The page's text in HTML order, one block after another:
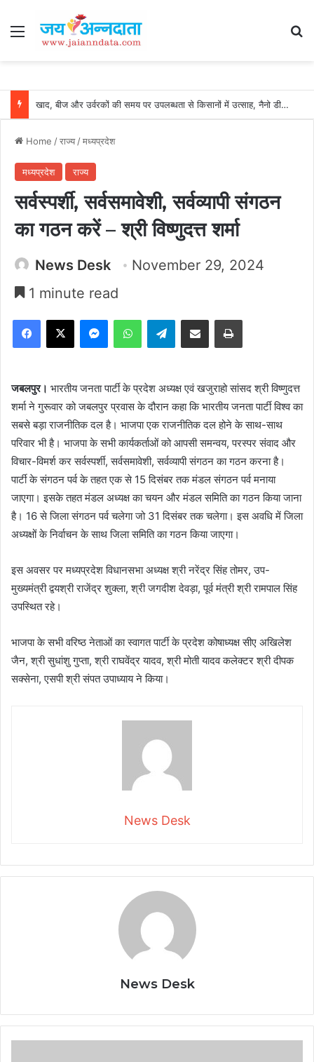
Menu
खाद, बीज और उर्वरकों की समय पर उपलब्धता से किसानों में उत्साह, नैनो डीएपी और नैनो यूरिया बने किसानों के भरोसेमंद कृषि साथी…..
Home /राज्य/मध्यप्रदेश
मध्यप्रदेश राज्य
सर्वस्पर्शी, सर्वसमावेशी, सर्वव्यापी संगठन
का गठन करें – श्री विष्णुदत्त शर्मा
News Desk
November 29, 2024
1 minute read
Facebook
X MessengerWhatsAppTelegramShare via Email Print
जबलपुर। भारतीय जनता पार्टी के प्रदेश अध्यक्ष एवं खजुराहो सांसद श्री विष्णुदत्त
शर्मा ने गुरूवार को जबलपुर प्रवास के दौरान कहा कि भारतीय जनता पार्टी विश्व का
सबसे बड़ा राजनीतिक दल है। भाजपा एक राजनीतिक दल होने के साथ-साथ
परिवार भी है। भाजपा के सभी कार्यकर्ताओं को आपसी समन्वय, परस्पर संवाद और
विचार-विमर्श कर सर्वस्पर्शी, सर्वसमावेशी, सर्वव्यापी संगठन का गठन करना है।
पार्टी के संगठन पर्व के तहत एक से 15 दिसंबर तक मंडल संगठन पर्व मनाया
जाएगा। इसके तहत मंडल अध्यक्ष का चयन और मंडल समिति का गठन किया जाना
है। 16 से जिला संगठन पर्व चलेगा जो 31 दिसंबर तक चलेगा। इस अवधि में जिला
अध्यक्षों के निर्वाचन के साथ जिला समिति का गठन किया जाएगा।
इस अवसर पर मध्यप्रदेश विधानसभा अध्यक्ष श्री नरेंद्र सिंह तोमर, उप-
मुख्यमंत्री द्वयश्री राजेंद्र शुक्ला, श्री जगदीश देवड़ा, पूर्व मंत्री श्री रामपाल सिंह
उपस्थित रहे।
भाजपा के सभी वरिष्‍ठ नेताओं का स्‍वागत पार्टी के प्रदेश कोषाध्यक्ष सीए अखिलेश
जैन, श्री सुधांशु गुप्ता, श्री राघवेंद्र यादव, श्री मोती यादव कलेक्टर श्री दीपक
सक्सेना, एसपी श्री संपत उपाध्याय ने किया।
News Desk
News Desk